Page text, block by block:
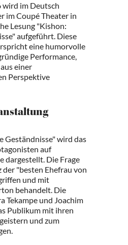
wird im Deutsch
im Coupé Theater in
Lesung "Kishon:
aufgeführt. Diese
eine humorvolle
Performance,
einer
Perspektive
Geständnisse" wird das
auf
dargestellt. Die Frage
der "besten Ehefrau von
und mit
behandelt. Die
Tekampe und Joachim
Publikum mit ihren
und zum